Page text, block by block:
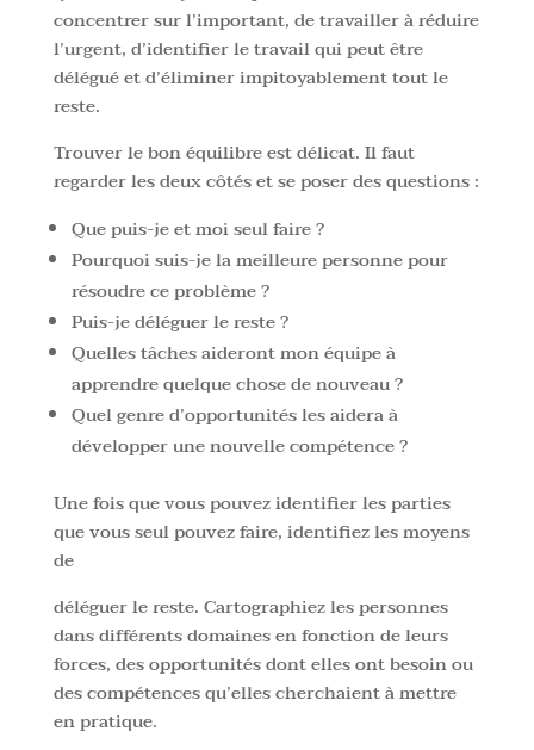
concentrer sur l’important, de travailler à réduire
l’urgent, d’identifier le travail qui peut être
délégué et d’éliminer impitoyablement tout le
reste.
Trouver le bon équilibre est délicat. Il faut
regarder les deux côtés et se poser des questions :
Que puis-je et moi seul faire ?
Pourquoi suis-je la meilleure personne pour
résoudre ce problème ?
Puis-je déléguer le reste ?
Quelles tâches aideront mon équipe à
apprendre quelque chose de nouveau ?
Quel genre d’opportunités les aidera à
développer une nouvelle compétence ?
Une fois que vous pouvez identifier les parties
que vous seul pouvez faire, identifiez les moyens
de
déléguer le reste. Cartographiez les personnes
dans différents domaines en fonction de leurs
forces, des opportunités dont elles ont besoin ou
des compétences qu’elles cherchaient à mettre
en pratique.